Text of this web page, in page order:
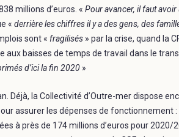
millions d’euros. « Pour avancer, il faut avoir
« derrière les chiffres il y a des gens, des
sont « fragilisés » par la crise, quand la
baisses de temps de travail dans le
d’ici la fin 2020 »
Déjà, la Collectivité d’Outre-mer dispose
assurer les dépenses de fonctionnement
à près de 174 millions d’euros pour 2020/